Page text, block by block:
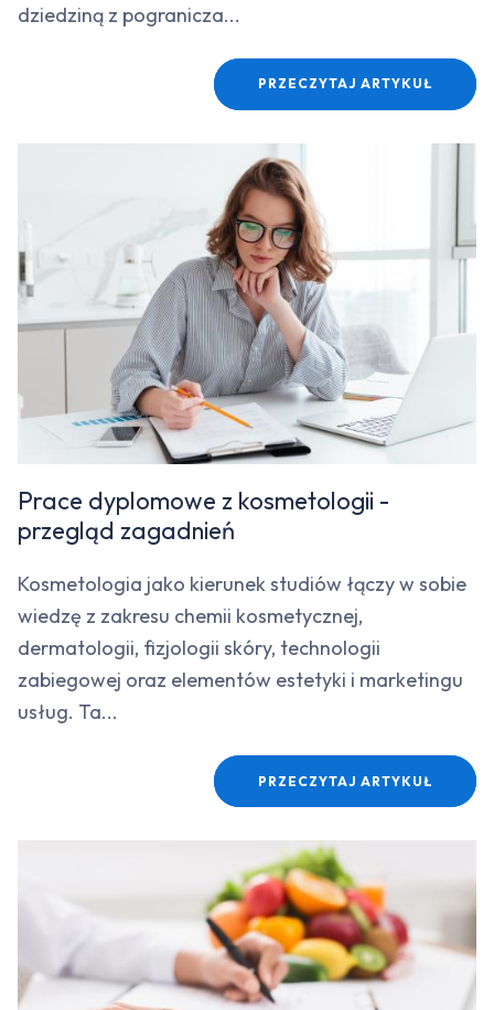
dziedziną z pogranicza...
PRZECZYTAJ ARTYKUŁ
Prace dyplomowe z kosmetologii -
przegląd zagadnień
Kosmetologia jako kierunek studiów łączy w sobie
wiedzę z zakresu chemii kosmetycznej,
dermatologii, fizjologii skóry, technologii
zabiegowej oraz elementów estetyki i marketingu
usług. Ta...
PRZECZYTAJ ARTYKUŁ